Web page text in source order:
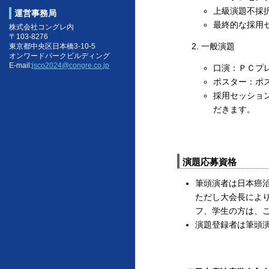
運営事務局
株式会社コングレ内
〒103-8276
東京都中央区日本橋3-10-5
オンワードパークビルディング
E-mail:jsco2024@congre.co.jp
上級演題不
最終的な採用
一般演題
口演：ＰＣプ
ポスター：ポ
採用セッショ
だきます。
演題応募資格
筆頭演者は日本癌
ただし大会長によ
フ、学生の方は、
演題登録者は筆頭